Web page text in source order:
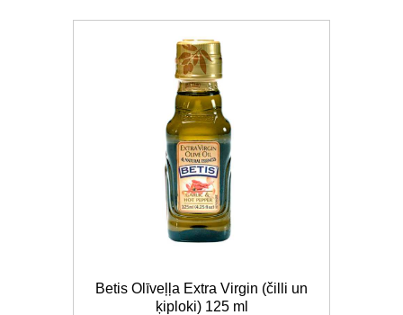
Betis Olīveļļa Extra Virgin (čilli un
ķiploki) 125 ml